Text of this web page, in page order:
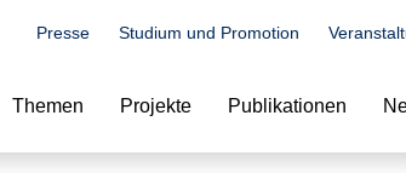
Presse Studium und Promotion
Themen Projekte Publikationen